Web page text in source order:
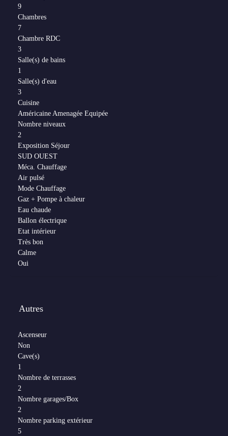
9
Chambres
7
Chambre RDC
3
Salle(s) de bains
1
Salle(s) d'eau
3
Cuisine
Américaine Amenagée Equipée
Nombre niveaux
2
Exposition Séjour
SUD OUEST
Méca. Chauffage
Air pulsé
Mode Chauffage
Gaz + Pompe à chaleur
Eau chaude
Ballon électrique
Etat intérieur
Très bon
Calme
Oui
Autres
Ascenseur
Non
Cave(s)
1
Nombre de terrasses
2
Nombre garages/Box
2
Nombre parking extérieur
5